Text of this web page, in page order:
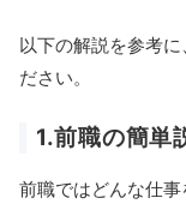
以下の解説を参考
ださい。
1.前職の簡単
前職ではどんな仕事